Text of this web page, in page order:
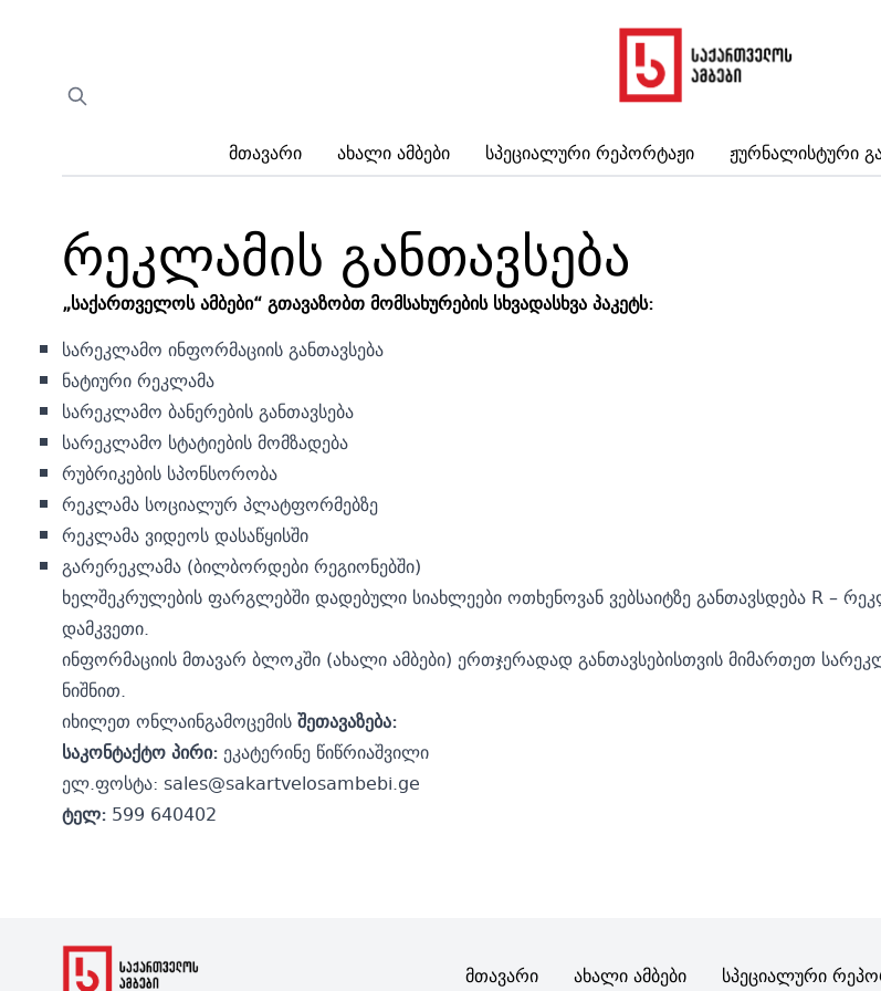
Მთავარი Ახალი Ამბები Სპეციალური Რეპორტაჟი Ჟურნალისტური
რეკლამის განთავსება
„საქართველოს ამბები“ გთავაზობთ მომსახურების სხვადასხვა პაკეტს:
სარეკლამო ინფორმაციის განთავსება
ნატიური რეკლამა
სარეკლამო ბანერების განთავსება
სარეკლამო სტატიების მომზადება
რუბრიკების სპონსორობა
რეკლამა სოციალურ პლატფორმებზე
რეკლამა ვიდეოს დასაწყისში
გარერეკლამა (ბილბორდები რეგიონებში)
ხელშეკრულების ფარგლებში დადებული სიახლეები ოთხენოვან ვებსაიტზე განთავსდება R –
დამკვეთი.
ინფორმაციის მთავარ ბლოკში (ახალი ამბები) ერთჯერადად განთავსებისთვის მიმართეთ
ნიშნით.
იხილეთ ონლაინგამოცემისშეთავაზება:
საკონტაქტო პირი:ეკატერინე წიწრიაშვილი
ელ.ფოსტა: sales@sakartvelosambebi.ge
ტელ: 599 640402
Მთავარი Ახალი Ამბები Სპეციალური